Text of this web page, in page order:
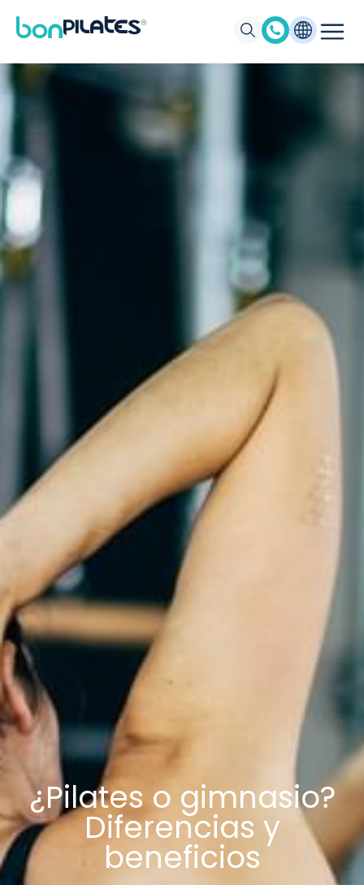
¿Pilates o gimnasio?
Diferencias y
beneficios